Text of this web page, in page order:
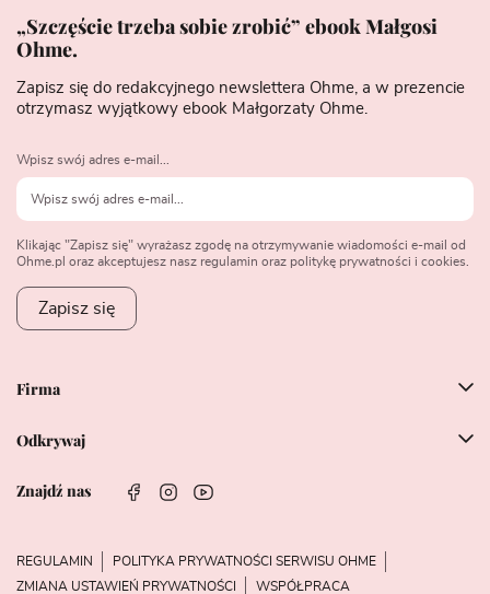
Firma
Odkrywaj
Znajdź nas
„Szczęście trzeba sobie zrobić” ebook Małgosi
Ohme.
Zapisz się do redakcyjnego newslettera Ohme, a w prezencie
otrzymasz wyjątkowy ebook Małgorzaty Ohme.
Wpisz swój adres e-mail...
Klikając "Zapisz się" wyrażasz zgodę na otrzymywanie wiadomości e-mail od
Ohme.pl oraz akceptujesz nasz regulamin oraz politykę prywatności i cookies.
Zapisz się
REGULAMIN
POLITYKA PRYWATNOŚCI SERWISU OHME
ZMIANA USTAWIEŃ PRYWATNOŚCI
WSPÓŁPRACA